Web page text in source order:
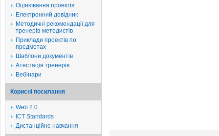
Оцінювання проектів
Електронний довідник
Методичні рекомендації для
тренерів-методистів
Приклади проектів по
предметах
Шаблони документів
Атестація тренерів
Вебінари
Корисні посилання
Web 2.0
ICT Standards
Дистанційне навчання